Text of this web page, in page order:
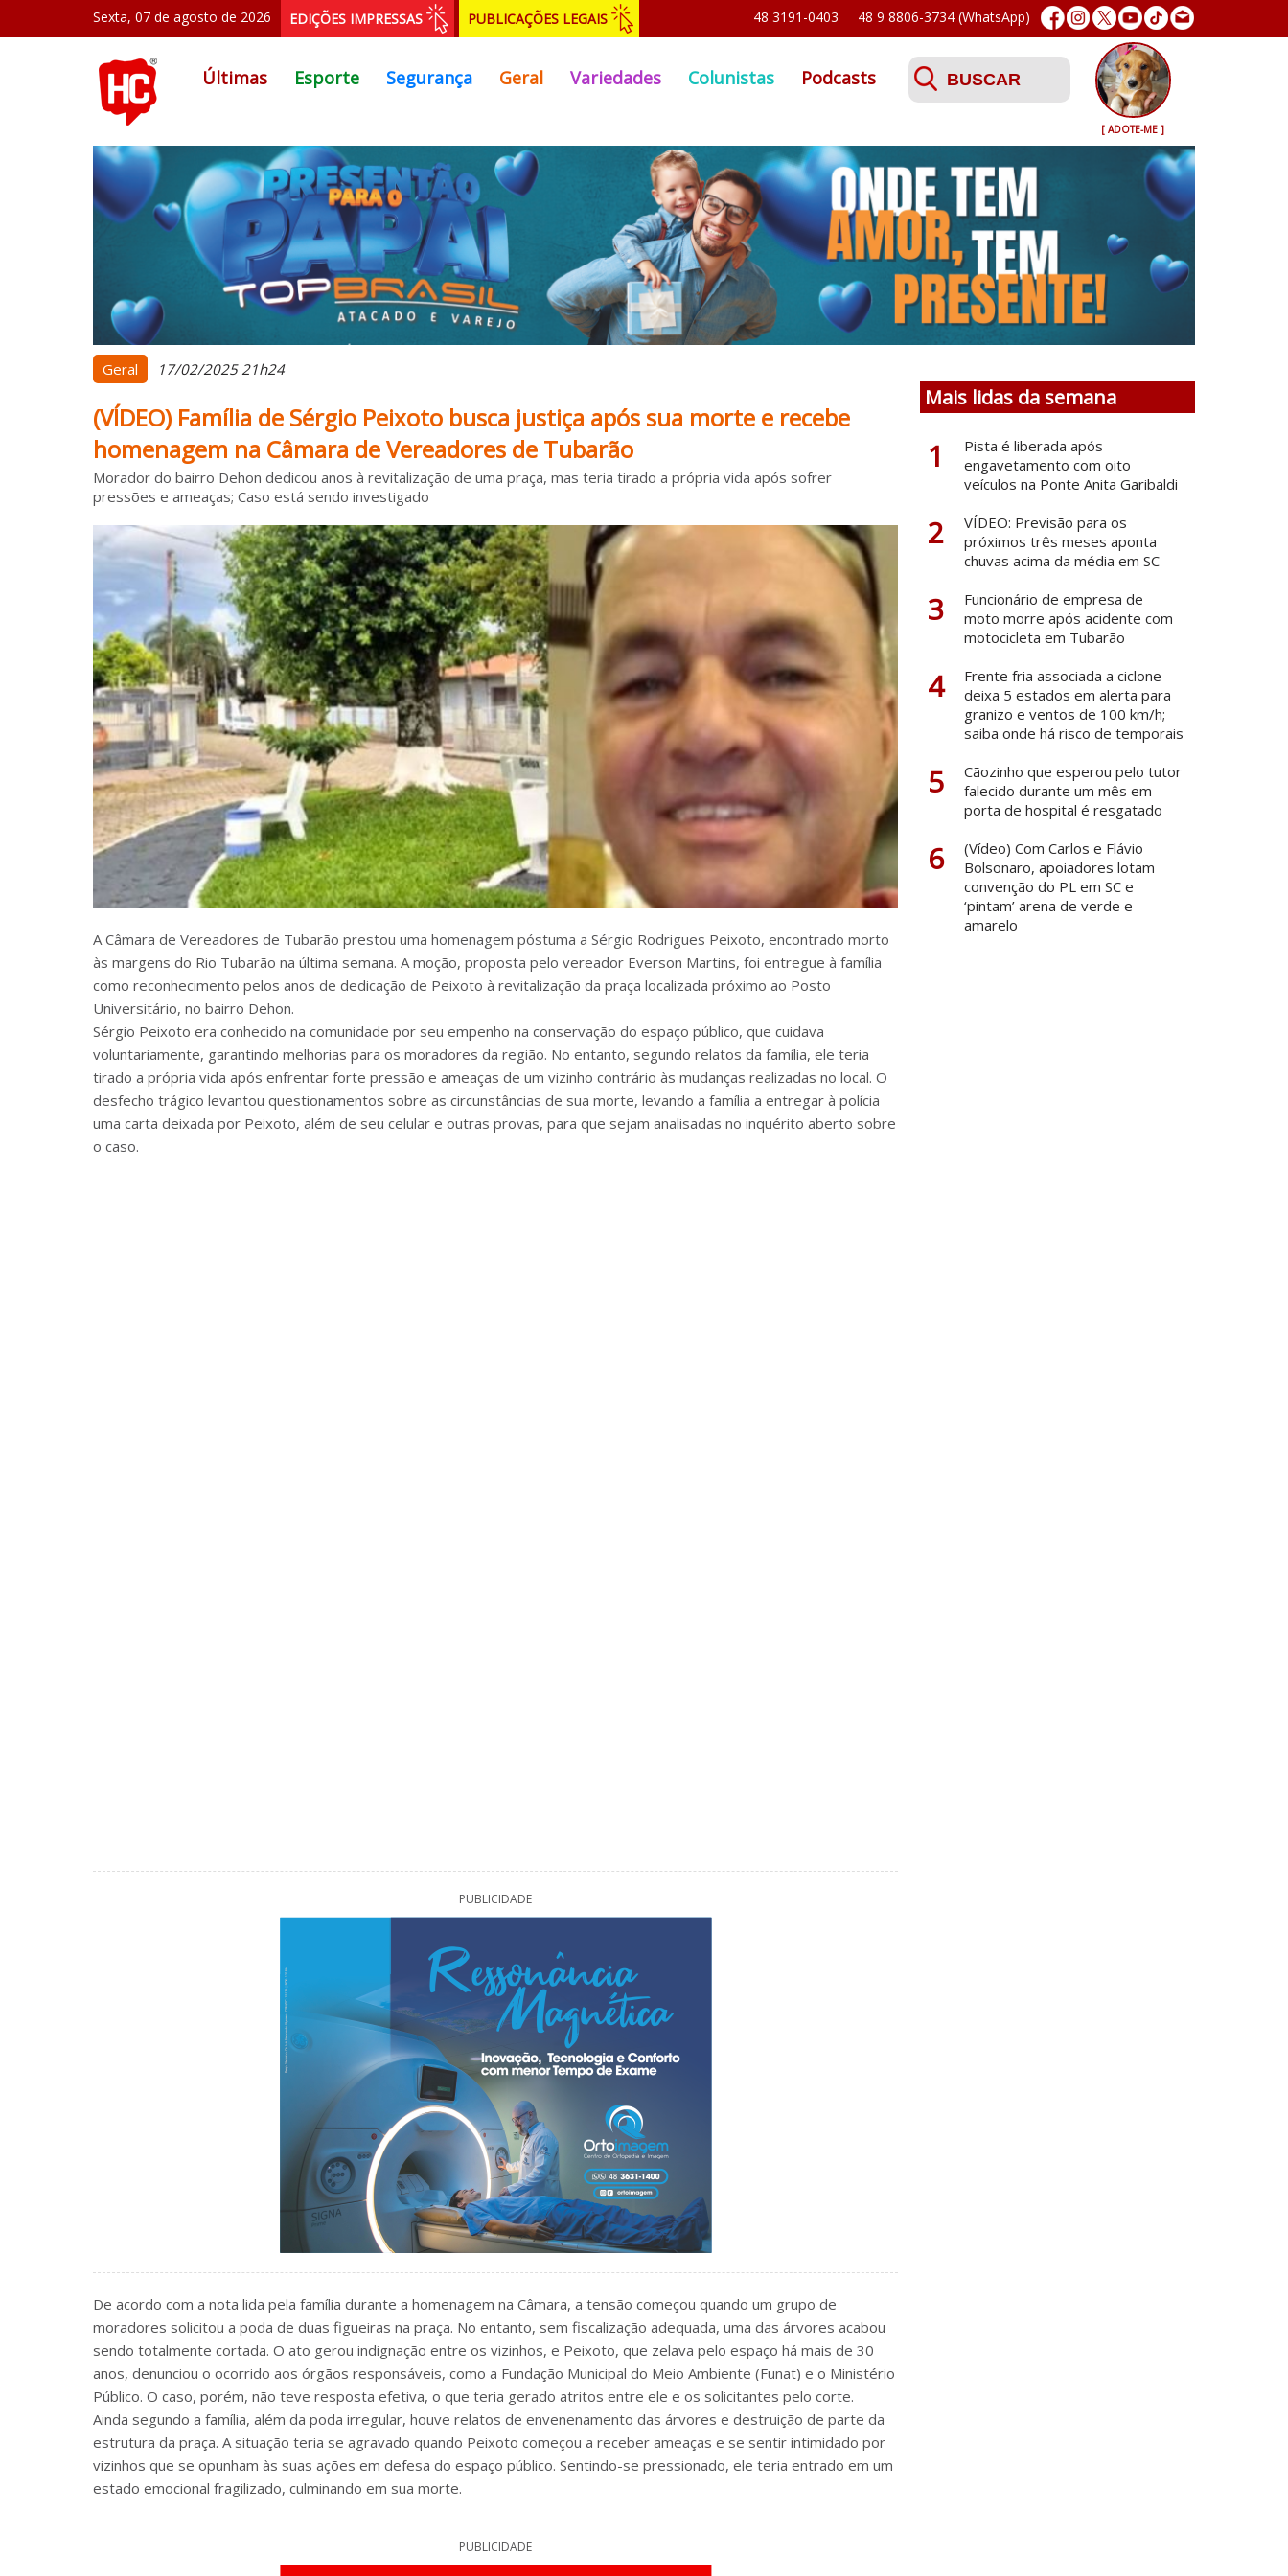
Sexta, 07 de agosto de 2026 EDIÇÕES IMPRESSAS PUBLICAÇÕES LEGAIS 48 9 8806-3734 (WhatsApp)
48 3191-0403
Últimas Esporte Segurança Geral Variedades Colunistas Podcasts
[ ADOTE-ME ]
Geral 17/02/2025 21h24
(VÍDEO) Família de Sérgio Peixoto busca justiça após sua morte e recebe
homenagem na Câmara de Vereadores de Tubarão
Morador do bairro Dehon dedicou anos à revitalização de uma praça, mas teria tirado a própria vida após sofrer
pressões e ameaças; Caso está sendo investigado
A Câmara de Vereadores de Tubarão prestou uma homenagem póstuma a Sérgio Rodrigues Peixoto, encontrado morto
às margens do Rio Tubarão na última semana. A moção, proposta pelo vereador Everson Martins, foi entregue à família
como reconhecimento pelos anos de dedicação de Peixoto à revitalização da praça localizada próximo ao Posto
Universitário, no bairro Dehon.
Sérgio Peixoto era conhecido na comunidade por seu empenho na conservação do espaço público, que cuidava
voluntariamente, garantindo melhorias para os moradores da região. No entanto, segundo relatos da família, ele teria
tirado a própria vida após enfrentar forte pressão e ameaças de um vizinho contrário às mudanças realizadas no local. O
desfecho trágico levantou questionamentos sobre as circunstâncias de sua morte, levando a família a entregar à polícia
uma carta deixada por Peixoto, além de seu celular e outras provas, para que sejam analisadas no inquérito aberto sobre
o caso.
PUBLICIDADE
De acordo com a nota lida pela família durante a homenagem na Câmara, a tensão começou quando um grupo de
moradores solicitou a poda de duas figueiras na praça. No entanto, sem fiscalização adequada, uma das árvores acabou
sendo totalmente cortada. O ato gerou indignação entre os vizinhos, e Peixoto, que zelava pelo espaço há mais de 30
anos, denunciou o ocorrido aos órgãos responsáveis, como a Fundação Municipal do Meio Ambiente (Funat) e o Ministério
Público. O caso, porém, não teve resposta efetiva, o que teria gerado atritos entre ele e os solicitantes pelo corte.
Ainda segundo a família, além da poda irregular, houve relatos de envenenamento das árvores e destruição de parte da
estrutura da praça. A situação teria se agravado quando Peixoto começou a receber ameaças e se sentir intimidado por
vizinhos que se opunham às suas ações em defesa do espaço público. Sentindo-se pressionado, ele teria entrado em um
estado emocional fragilizado, culminando em sua morte.
PUBLICIDADE
Mais lidas da semana
1
Pista é liberada após
engavetamento com oito
veículos na Ponte Anita Garibaldi
2
VÍDEO: Previsão para os
próximos três meses aponta
chuvas acima da média em SC
3
Funcionário de empresa de
moto morre após acidente com
motocicleta em Tubarão
4
Frente fria associada a ciclone
deixa 5 estados em alerta para
granizo e ventos de 100 km/h;
saiba onde há risco de temporais
5
Cãozinho que esperou pelo tutor
falecido durante um mês em
porta de hospital é resgatado
6
(Vídeo) Com Carlos e Flávio
Bolsonaro, apoiadores lotam
convenção do PL em SC e
‘pintam’ arena de verde e
amarelo